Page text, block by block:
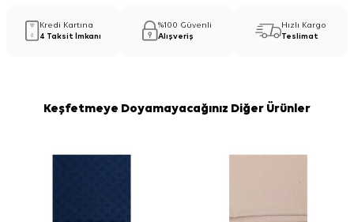
Kredi Kartına
4 Taksit İmkanı
%100 Güvenli
Alışveriş
Hızlı Kargo
Teslimat
Keşfetmeye Doyamayacağınız Diğer Ürünler